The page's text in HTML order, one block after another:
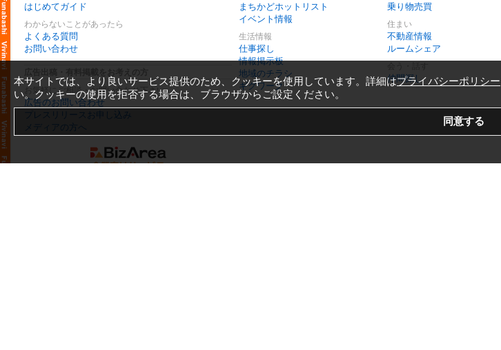
はじめてガイド
わからないことがあったら
よくある質問
お問い合わせ
お気軽にご相談・お問い合わせ下さい
広告のお問い合わせ
プレスリリースお申し込み
メディアの方へ
まちかどホットリスト
イベント情報
生活情報
仕事探し
情報掲示板
地域のチラシ
ギグワーク
乗り物売買
住まい
不動産情報
ルームシェア
仲間探し
本サイトでは、より良いサービス提供のため、クッキーを使用しています。詳細はプライバシーポリシー
い。クッキーの使用を拒否する場合は、ブラウザからご設定ください。